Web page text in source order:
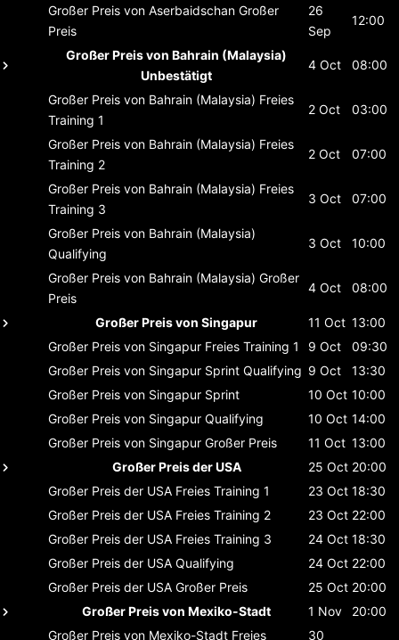
Großer Preis von Aserbaidschan Großer
Preis
26
Sep
12:00
Großer Preis von Bahrain (Malaysia)
Unbestätigt
4 Oct 08:00
Großer Preis von Bahrain (Malaysia) Freies
Training 1
2 Oct 03:00
Großer Preis von Bahrain (Malaysia) Freies
Training 2
2 Oct 07:00
Großer Preis von Bahrain (Malaysia) Freies
Training 3
3 Oct 07:00
Großer Preis von Bahrain (Malaysia)
Qualifying
3 Oct 10:00
Großer Preis von Bahrain (Malaysia) Großer
Preis
4 Oct 08:00
Großer Preis von Singapur 11 Oct 13:00
Großer Preis von Singapur Freies Training 1 9 Oct
09:30
Großer Preis von Singapur Sprint Qualifying 9 Oct
13:30
Großer Preis von Singapur Sprint 10 Oct 10:00
Großer Preis von Singapur Qualifying 10 Oct 14:00
Großer Preis von Singapur Großer Preis 11 Oct 13:00
Großer Preis der USA
25 Oct 20:00
Großer Preis der USA Freies Training 1 23 Oct 18:30
Großer Preis der USA Freies Training 2 23 Oct 22:00
Großer Preis der USA Freies Training 3 24 Oct 18:30
Großer Preis der USA Qualifying 24 Oct 22:00
Großer Preis der USA Großer Preis 25 Oct 20:00
Großer Preis von Mexiko-Stadt
1 Nov
20:00
Großer Preis von Mexiko-Stadt Freies
30